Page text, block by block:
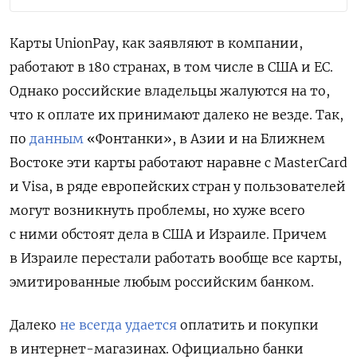
Карты UnionPay, как заявляют в компании,
работают в 180 странах, в том числе в СШA и ЕС.
Однако российские владельцы жалуются на то,
что к оплате их принимают далеко не везде. Так,
по данным «Фонтанки», в Азии и на Ближнем
Востоке эти карты работают наравне с MasterCard
и Visa, в ряде европейских стран у пользователей
могут возникнуть проблемы, но хуже всего
с ними обстоят дела в США и Израиле. Причем
в Израиле перестали работать вообще все карты,
эмитированные любым российским банком.
Далеко не всегда удается оплатить и покупки
в интернет-магазинах. Официально банки